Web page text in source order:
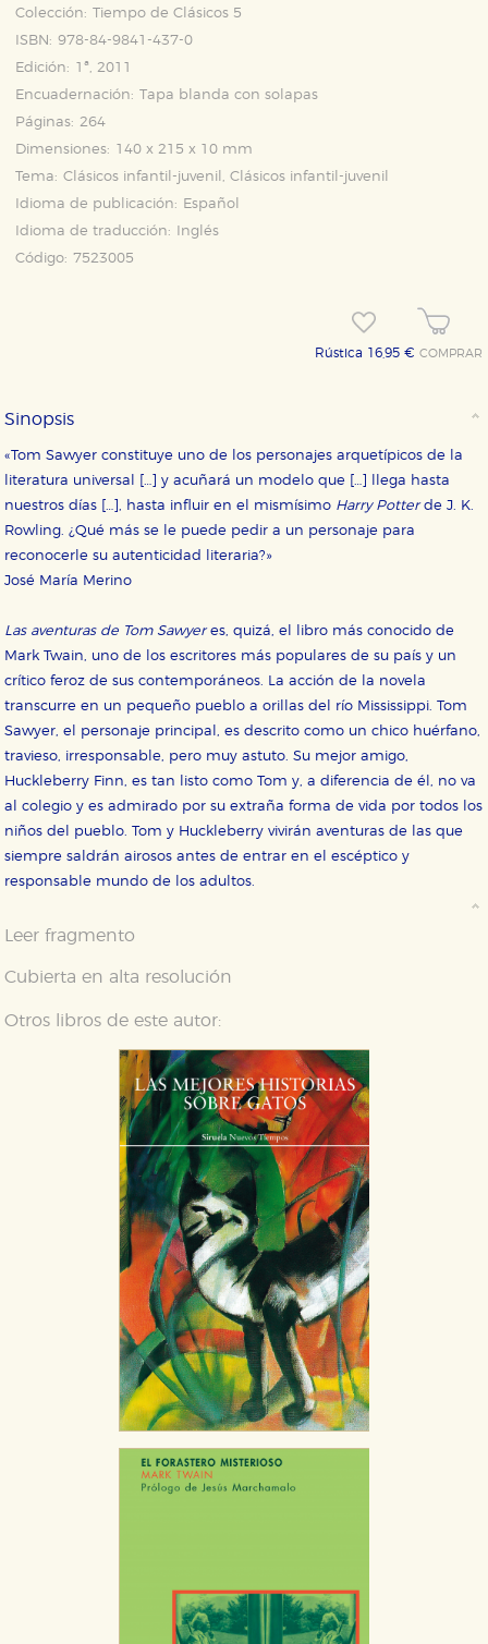
Colección: Tiempo de Clásicos 5
ISBN: 978-84-9841-437-0
Edición: 1ª, 2011
Encuadernación: Tapa blanda con solapas
Páginas: 264
Dimensiones: 140 x 215 x 10 mm
Tema: Clásicos infantil-juvenil, Clásicos infantil-juvenil
Idioma de publicación:
Español
Idioma de traducción:
Inglés
Código: 7523005
Rústica 16,95 €COMPRAR
Sinopsis
«Tom Sawyer constituye uno de los personajes arquetípicos de la
literatura universal […] y acuñará un modelo que […] llega hasta
nuestros días […], hasta influir en el mismísimo Harry Potterde J. K.
Rowling. ¿Qué más se le puede pedir a un personaje para
reconocerle su autenticidad literaria?»
José María Merino
Las aventuras de Tom Sawyeres, quizá, el libro más conocido de
Mark Twain, uno de los escritores más populares de su país y un
crítico feroz de sus contemporáneos. La acción de la novela
transcurre en un pequeño pueblo a orillas del río Mississippi. Tom
Sawyer, el personaje principal, es descrito como un chico huérfano,
travieso, irresponsable, pero muy astuto. Su mejor amigo,
Huckleberry Finn, es tan listo como Tom y, a diferencia de él, no va
al colegio y es admirado por su extraña forma de vida por todos los
niños del pueblo. Tom y Huckleberry vivirán aventuras de las que
siempre saldrán airosos antes de entrar en el escéptico y
responsable mundo de los adultos.
Leer fragmento
Cubierta en alta resolución
Otros libros de este autor:
HABILITAR TODO RECHAZAR TODO
Estas cookies son necesarias para que nuestro sitio
web funcione y no es posible deshabilitarlas desde
nuestro sistema. Es posible hacerlo desde el